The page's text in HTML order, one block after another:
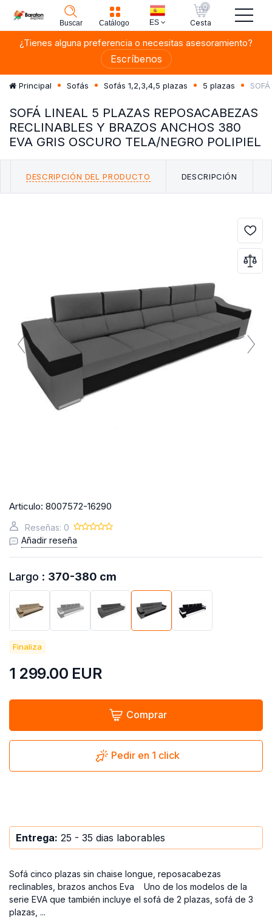
Buscar Catálogo ES
0
Cesta
¿Tienes alguna preferencia o necesitas asesoramiento?
Escríbenos
Principal Sofás Sofás 1,2,3,4,5 plazas 5 plazas
SOFÁ LINEAL 5 PLAZAS REPOSACABEZAS
RECLINABLES Y BRAZOS ANCHOS 380
EVA GRIS OSCURO TELA/NEGRO POLIPIEL
DESCRIPCIÓN DEL PRODUCTO DESCRIPCIÓN
Articulo: 8007572-16290
Reseñas: 0
Añadir reseña
Largo : 370-380 cm
Finaliza
1 299.00 EUR
Comprar
Pedir en 1 click
Entrega: 25 - 35 dias laborables
Sofá cinco plazas sin chaise longue, reposacabezas
reclinables, brazos anchos Eva Uno de los modelos de la
serie EVA que también incluye el sofá de 2 plazas, sofá de 3
plazas, ...